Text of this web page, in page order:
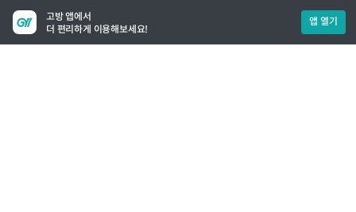
고방 앱에서
더 편리하게 이용해보세요!
앱 열기